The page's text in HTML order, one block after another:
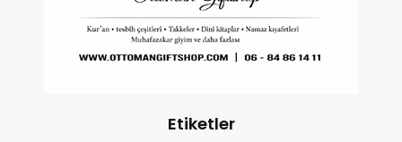
Etiketler